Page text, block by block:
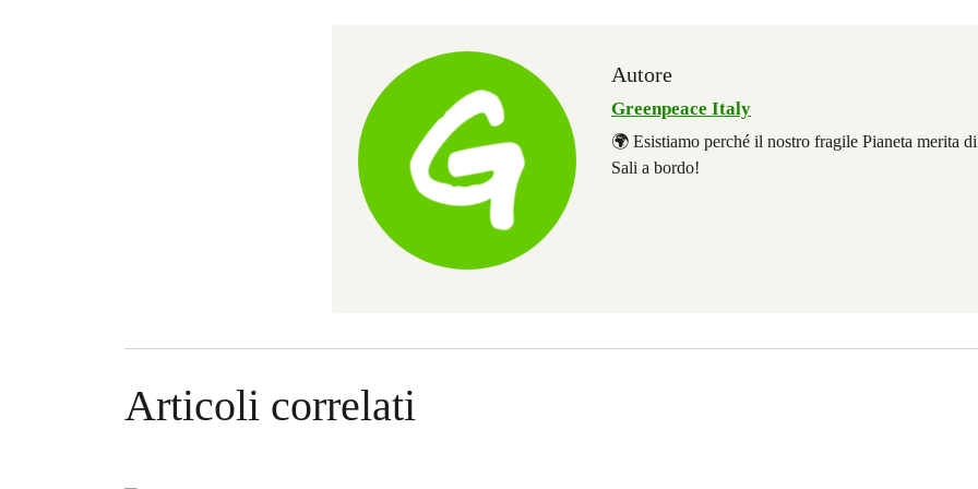
Autore
Greenpeace Italy
🌍 Esistiamo perché il nostro fragile Pianeta merita
Sali a bordo!
Articoli correlati